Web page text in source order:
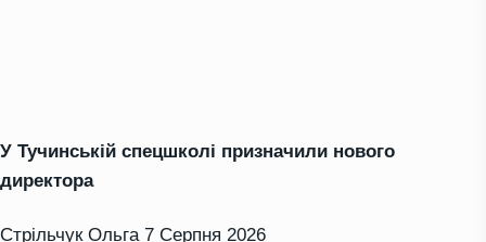
У Тучинській спецшколі призначили нового
директора
Стрільчук Ольга 7 Серпня 2026